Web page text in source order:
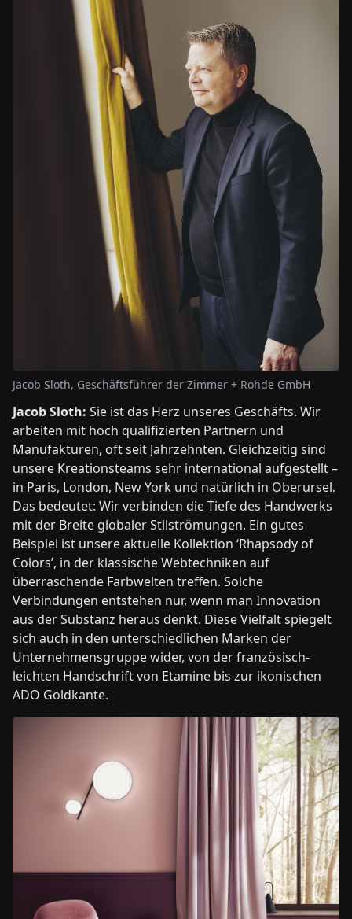
Jacob Sloth, Geschäftsführer der Zimmer + Rohde GmbH
Jacob Sloth: Sie ist das Herz unseres Geschäfts. Wir
arbeiten mit hoch qualifizierten Partnern und
Manufakturen, oft seit Jahrzehnten. Gleichzeitig sind
unsere Kreationsteams sehr international aufgestellt –
in Paris, London, New York und natürlich in Oberursel.
Das bedeutet: Wir verbinden die Tiefe des Handwerks
mit der Breite globaler Stilströmungen. Ein gutes
Beispiel ist unsere aktuelle Kollektion ‘Rhapsody of
Colors’, in der klassische Webtechniken auf
überraschende Farbwelten treffen. Solche
Verbindungen entstehen nur, wenn man Innovation
aus der Substanz heraus denkt. Diese Vielfalt spiegelt
sich auch in den unterschiedlichen Marken der
Unternehmensgruppe wider, von der französisch-
leichten Handschrift von Etamine bis zur ikonischen
ADO Goldkante.